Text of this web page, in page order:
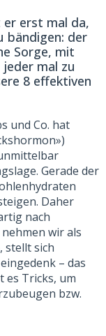
erst mal da,
bändigen: der
Sorge, mit
mal zu
8 effektiven
und Co. hat
Gerade der
Daher
nach
wir als
stellt sich
– das
es Tricks, um
bzw.